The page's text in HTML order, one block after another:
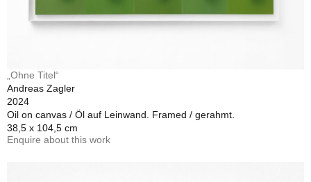
„Ohne Titel“
Andreas Zagler
2024
Oil on canvas / Öl auf Leinwand. Framed / gerahmt.
38,5 x 104,5 cm
Enquire about this work